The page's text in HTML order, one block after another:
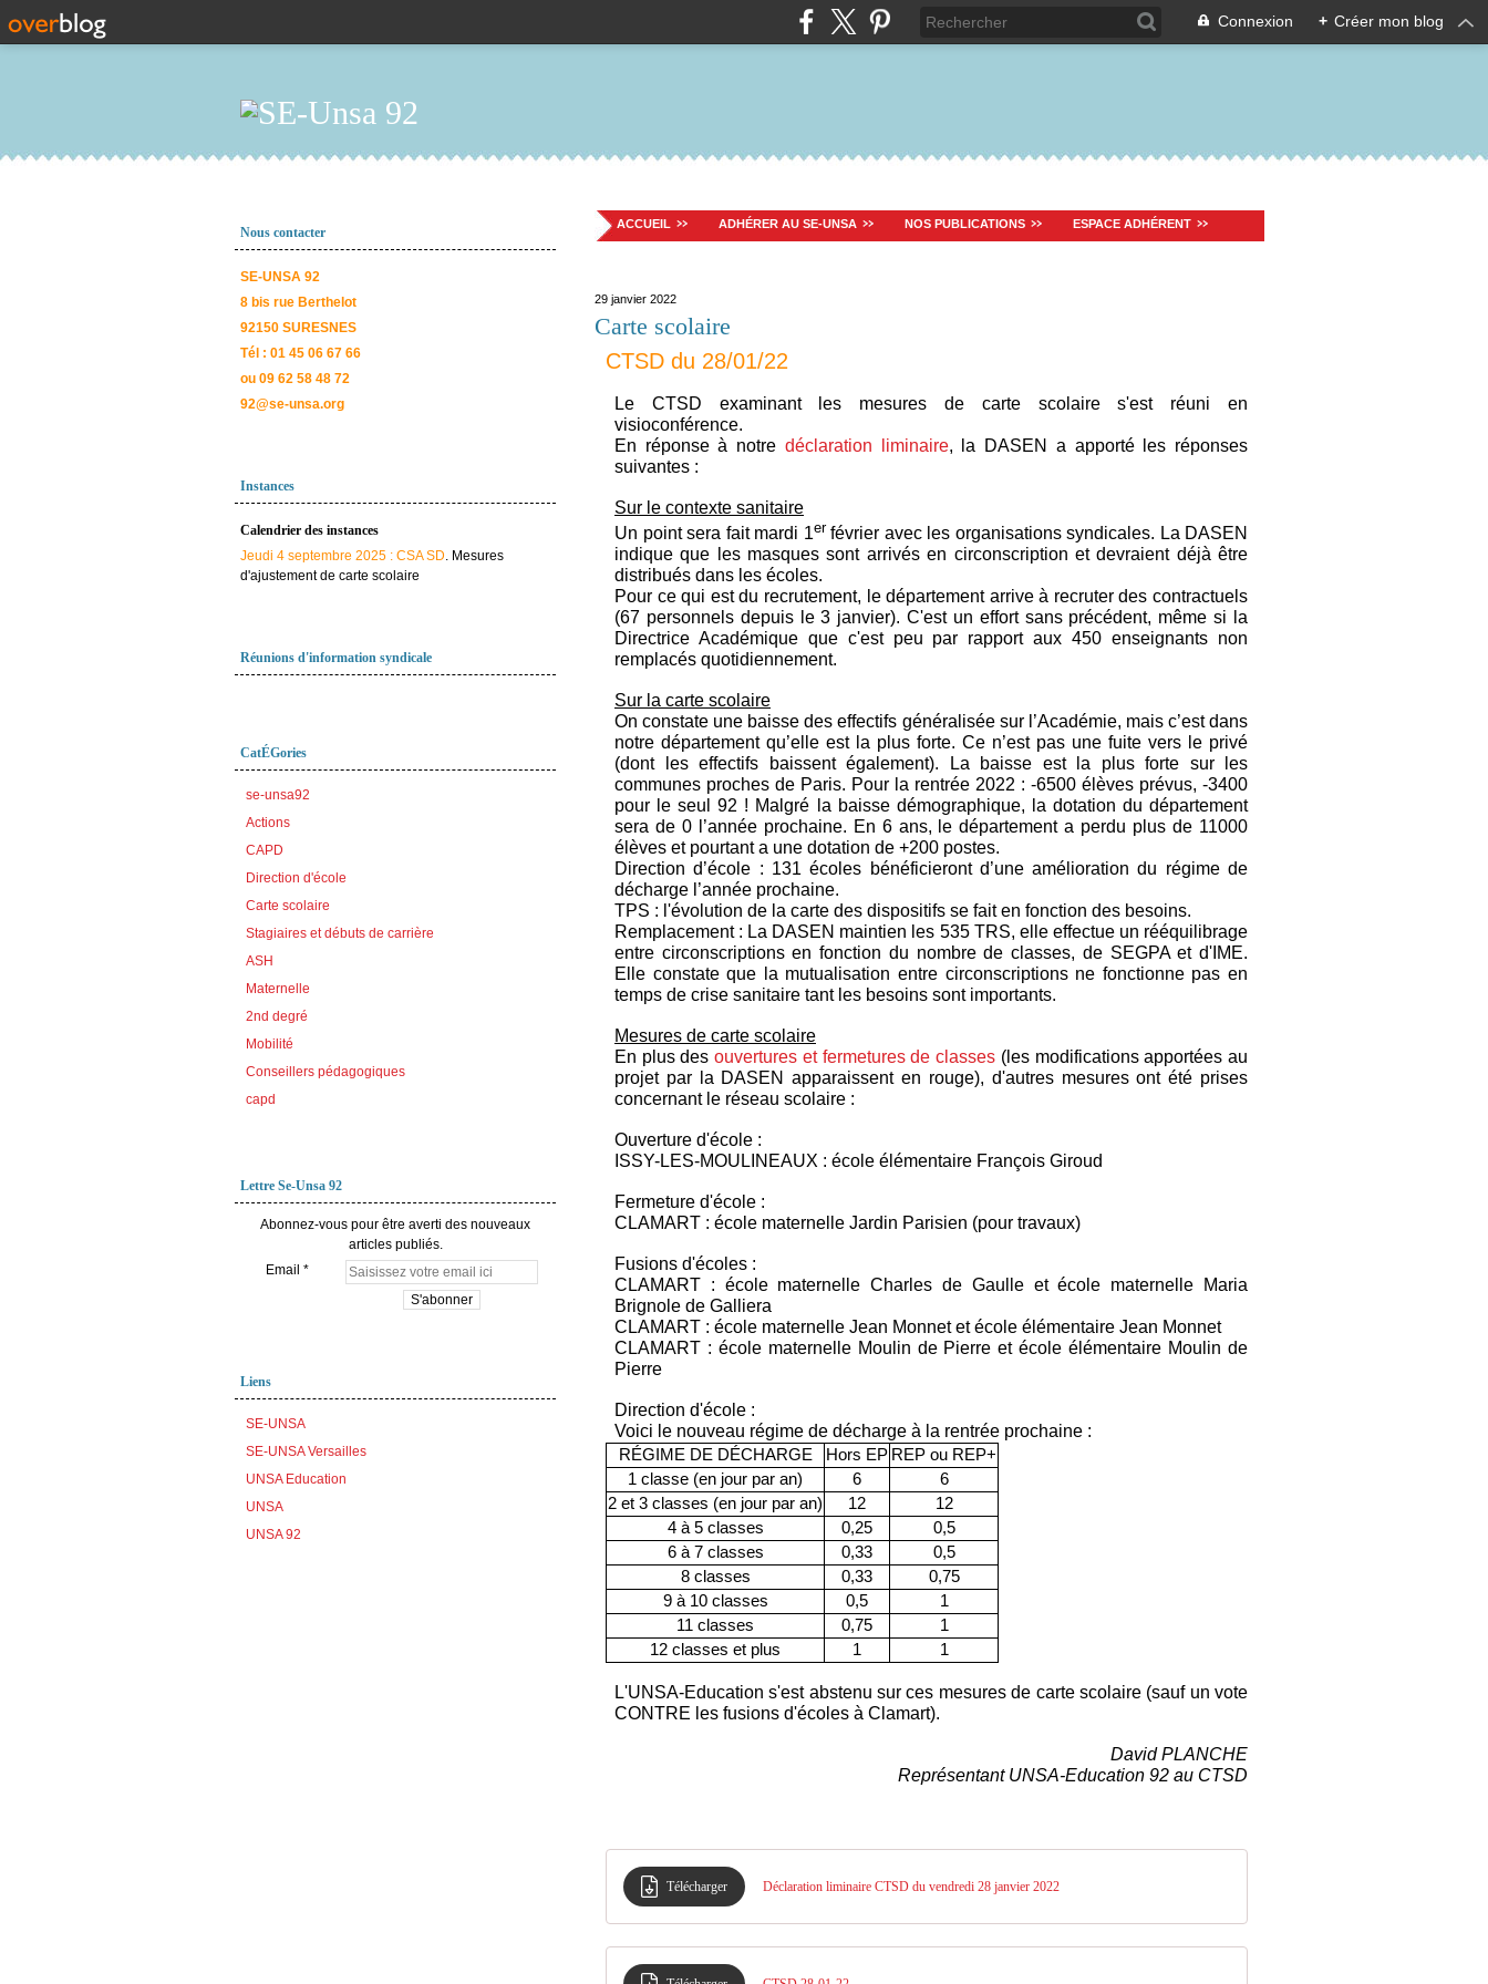
Connexion + Créer mon blog
Nous contacter
SE-UNSA 92
8 bis rue Berthelot
92150 SURESNES
Tél : 01 45 06 67 66
ou 09 62 58 48 72
92@se-unsa.org
Instances
Calendrier des instances
Jeudi 4 septembre 2025 : CSA SD. Mesures
d'ajustement de carte scolaire
Réunions d'information syndicale
CatÉGories
se-unsa92
Actions
CAPD
Direction d'école
Carte scolaire
Stagiaires et débuts de carrière
ASH
Maternelle
2nd degré
Mobilité
Conseillers pédagogiques
capd
Lettre Se-Unsa 92
Abonnez-vous pour être averti des nouveaux
articles publiés.
Email
Liens
SE-UNSA
SE-UNSA Versailles
UNSA Education
UNSA
UNSA 92
ACCUEIL ADHÉRER AU SE-UNSA NOS PUBLICATIONS ESPACE ADHÉRENT
29 janvier 2022
Carte scolaire
CTSD du 28/01/22
Le CTSD examinant les mesures de carte scolaire s'est réuni en
visioconférence.
En réponse à notre déclaration liminaire, la DASEN a apporté les réponses
suivantes :
Sur le contexte sanitaire
Un point sera fait mardi 1er février avec les organisations syndicales. La DASEN
indique que les masques sont arrivés en circonscription et devraient déjà être
distribués dans les écoles.
Pour ce qui est du recrutement, le département arrive à recruter des contractuels
(67 personnels depuis le 3 janvier). C'est un effort sans précédent, même si la
Directrice Académique que c'est peu par rapport aux 450 enseignants non
remplacés quotidiennement.
Sur la carte scolaire
On constate une baisse des effectifs généralisée sur l’Académie, mais c’est dans
notre département qu’elle est la plus forte. Ce n’est pas une fuite vers le privé
(dont les effectifs baissent également). La baisse est la plus forte sur les
communes proches de Paris. Pour la rentrée 2022 : -6500 élèves prévus, -3400
pour le seul 92 ! Malgré la baisse démographique, la dotation du département
sera de 0 l’année prochaine. En 6 ans, le département a perdu plus de 11000
élèves et pourtant a une dotation de +200 postes.
Direction d’école : 131 écoles bénéficieront d’une amélioration du régime de
décharge l’année prochaine.
TPS : l'évolution de la carte des dispositifs se fait en fonction des besoins.
Remplacement : La DASEN maintien les 535 TRS, elle effectue un rééquilibrage
entre circonscriptions en fonction du nombre de classes, de SEGPA et d'IME.
Elle constate que la mutualisation entre circonscriptions ne fonctionne pas en
temps de crise sanitaire tant les besoins sont importants.
Mesures de carte scolaire
En plus desouvertures et fermetures de classes (les modifications apportées au
projet par la DASEN apparaissent en rouge), d'autres mesures ont été prises
concernant le réseau scolaire :
Ouverture d'école :
ISSY-LES-MOULINEAUX : école élémentaire François Giroud
Fermeture d'école :
CLAMART : école maternelle Jardin Parisien (pour travaux)
Fusions d'écoles :
CLAMART : école maternelle Charles de Gaulle et école maternelle Maria
Brignole de Galliera
CLAMART : école maternelle Jean Monnet et école élémentaire Jean Monnet
CLAMART : école maternelle Moulin de Pierre et école élémentaire Moulin de
Pierre
Direction d'école :
Voici le nouveau régime de décharge à la rentrée prochaine :
RÉGIME DE DÉCHARGE
Hors EP REP ou REP+
1 classe (en jour par an)
6
6
2 et 3 classes (en jour par an)
12
12
4 à 5 classes
0,25
0,5
6 à 7 classes
0,33
0,5
8 classes
0,33
0,75
9 à 10 classes
0,5
1
11 classes
0,75
1
12 classes et plus
1 1
L'UNSA-Education s'est abstenu sur ces mesures de carte scolaire (sauf un vote
CONTRE les fusions d'écoles à Clamart).
David PLANCHE
Représentant UNSA-Education 92 au CTSD
Télécharger Déclaration liminaire CTSD du vendredi 28 janvier 2022